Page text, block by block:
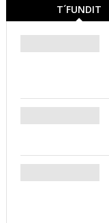
T´FUNDIT